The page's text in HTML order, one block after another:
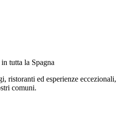
tutta la Spagna
ristoranti ed esperienze eccezionali,
comuni.